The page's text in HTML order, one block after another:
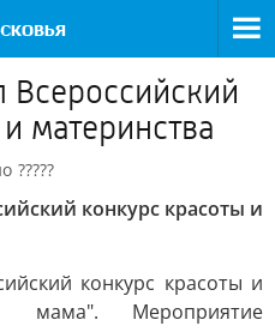
материнства
?????
конкурс красоты и
конкурс красоты и
мама". Мероприятие